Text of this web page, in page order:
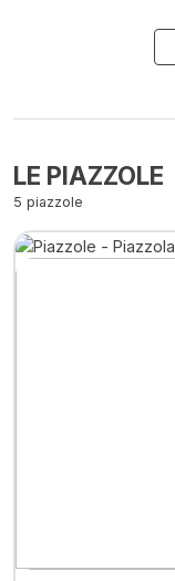
LE PIAZZOLE
5 piazzole